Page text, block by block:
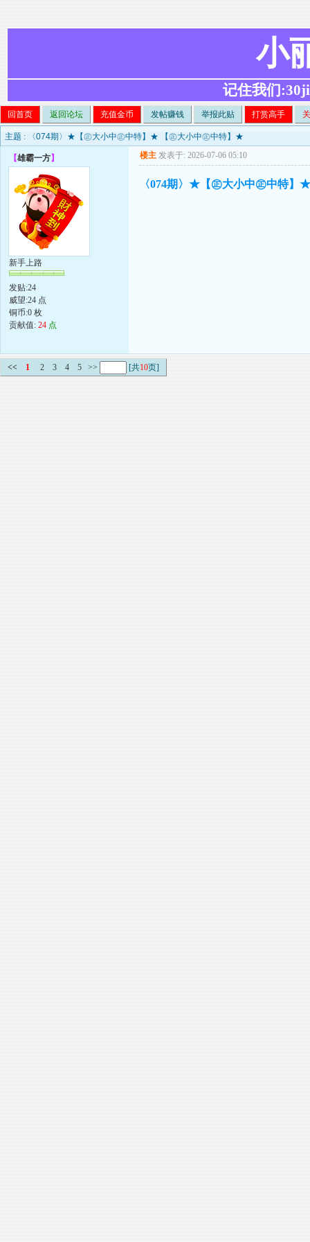
小
记住我们
回首页 返回论坛 充值金币 发帖赚钱 举报此贴 打赏高手
主题 : 〈074期〉★【㊣大小中㊣中特】★ 【㊣大小中㊣中特】★
【雄霸一方】
新手上路
发贴:24
威望:24 点
铜币:0 枚
贡献值: 24 点
楼主 发表于: 2026-07-06 05:10
〈074期〉★【㊣大小中㊣中特
<< 1 2 3 4 5 >> [共10页]